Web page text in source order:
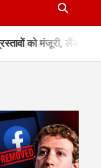
लैंड पूलिंग, पर्यटन,